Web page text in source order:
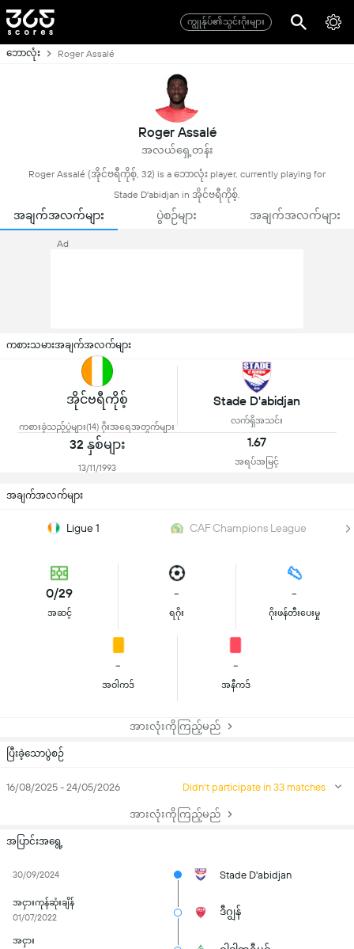
ကျွုန်ုပ်၏သွင်းဂိုးများ
ဘောလုံး Roger Assalé
Roger Assalé
အလယ်ရှေ့တန်း
Roger Assalé (အိုင်ဗရီကိုစ့်, 32) is a ဘောလုံး player, currently playing for
Stade D'abidjan in အိုင်ဗရီကိုစ့်.
အချက်အလက်များ ပွဲစဉ်များ အချက်အလက်များ
Ad
ကစားသမားအချက်အလက်များ
အိုင်ဗရီကိုစ့်
ကစားခဲ့သည့်ပွဲများ(14) ဂိုးအရေအတွက်များ
Stade D'abidjan
လက်ရှိအသင်း
32 နှစ်များ
13/11/1993
1.67
အရပ်အမြင့်
အချက်အလက်များ
Ligue 1 CAF Champions League
0/29
အဆင့်
-
ရဂိုး
-
ဂိုးဖန်တီးပေးမှု
-
အဝါကဒ်
-
အနီကဒ်
အားလုံးကိုကြည့်မည်
ပြီးခဲ့သောပွဲစဉ်
16/08/2025 - 24/05/2026 Didn't participate in 33 matches
အားလုံးကိုကြည့်မည်
အပြာင်းအရွေ့
30/09/2024 Stade D'abidjan
အငှားကုန်ဆုံးချိန်
01/07/2022
ဒီဂျွန်
အငှား